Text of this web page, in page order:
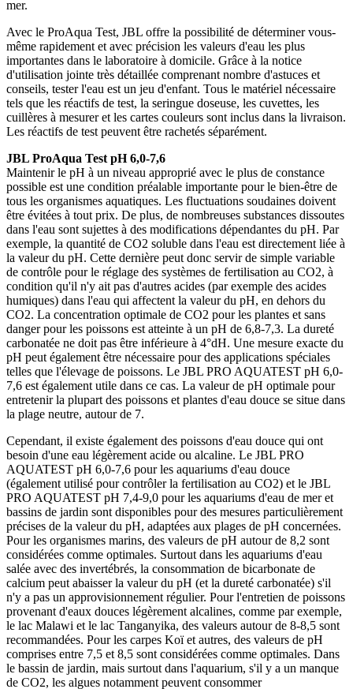
mer.
Avec le ProAqua Test, JBL offre la possibilité de déterminer vous-
même rapidement et avec précision les valeurs d'eau les plus
importantes dans le laboratoire à domicile. Grâce à la notice
d'utilisation jointe très détaillée comprenant nombre d'astuces et
conseils, tester l'eau est un jeu d'enfant. Tous le matériel nécessaire
tels que les réactifs de test, la seringue doseuse, les cuvettes, les
cuillères à mesurer et les cartes couleurs sont inclus dans la livraison.
Les réactifs de test peuvent être rachetés séparément.
JBL ProAqua Test pH 6,0-7,6
Maintenir le pH à un niveau approprié avec le plus de constance
possible est une condition préalable importante pour le bien-être de
tous les organismes aquatiques. Les fluctuations soudaines doivent
être évitées à tout prix. De plus, de nombreuses substances dissoutes
dans l'eau sont sujettes à des modifications dépendantes du pH. Par
exemple, la quantité de CO2 soluble dans l'eau est directement liée à
la valeur du pH. Cette dernière peut donc servir de simple variable
de contrôle pour le réglage des systèmes de fertilisation au CO2, à
condition qu'il n'y ait pas d'autres acides (par exemple des acides
humiques) dans l'eau qui affectent la valeur du pH, en dehors du
CO2. La concentration optimale de CO2 pour les plantes et sans
danger pour les poissons est atteinte à un pH de 6,8-7,3. La dureté
carbonatée ne doit pas être inférieure à 4°dH. Une mesure exacte du
pH peut également être nécessaire pour des applications spéciales
telles que l'élevage de poissons. Le JBL PRO AQUATEST pH 6,0-
7,6 est également utile dans ce cas. La valeur de pH optimale pour
entretenir la plupart des poissons et plantes d'eau douce se situe dans
la plage neutre, autour de 7.
Cependant, il existe également des poissons d'eau douce qui ont
besoin d'une eau légèrement acide ou alcaline. Le JBL PRO
AQUATEST pH 6,0-7,6 pour les aquariums d'eau douce
(également utilisé pour contrôler la fertilisation au CO2) et le JBL
PRO AQUATEST pH 7,4-9,0 pour les aquariums d'eau de mer et
bassins de jardin sont disponibles pour des mesures particulièrement
précises de la valeur du pH, adaptées aux plages de pH concernées.
Pour les organismes marins, des valeurs de pH autour de 8,2 sont
considérées comme optimales. Surtout dans les aquariums d'eau
salée avec des invertébrés, la consommation de bicarbonate de
calcium peut abaisser la valeur du pH (et la dureté carbonatée) s'il
n'y a pas un approvisionnement régulier. Pour l'entretien de poissons
provenant d'eaux douces légèrement alcalines, comme par exemple,
le lac Malawi et le lac Tanganyika, des valeurs autour de 8-8,5 sont
recommandées. Pour les carpes Koï et autres, des valeurs de pH
comprises entre 7,5 et 8,5 sont considérées comme optimales. Dans
le bassin de jardin, mais surtout dans l'aquarium, s'il y a un manque
de CO2, les algues notamment peuvent consommer